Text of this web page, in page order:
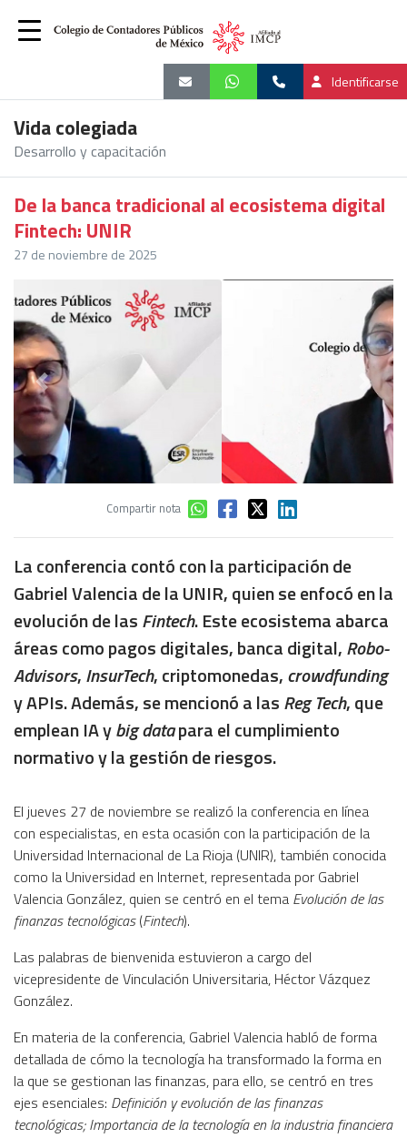
Identificarse
Vida colegiada
Desarrollo y capacitación
De la banca tradicional al ecosistema digital
Fintech: UNIR
27 de noviembre de 2025
Previous Next
Compartir nota
La conferencia contó con la participación de
Gabriel Valencia de la UNIR, quien se enfocó en la
evolución de lasFintech. Este ecosistema abarca
áreas como pagos digitales, banca digital,Robo-
Advisors,InsurTech, criptomonedas,crowdfunding
y APIs. Además, se mencionó a lasReg Tech, que
emplean IA ybig datapara el cumplimiento
normativo y la gestión de riesgos.
El jueves 27 de noviembre se realizó la conferencia en línea
con especialistas, en esta ocasión con la participación de la
Universidad Internacional de La Rioja (UNIR), también conocida
como la Universidad en Internet, representada por Gabriel
Valencia González, quien se centró en el tema Evolución de las
finanzas tecnológicas(Fintech).
Las palabras de bienvenida estuvieron a cargo del
vicepresidente de Vinculación Universitaria, Héctor Vázquez
González.
En materia de la conferencia, Gabriel Valencia habló de forma
detallada de cómo la tecnología ha transformado la forma en
la que se gestionan las finanzas, para ello, se centró en tres
ejes esenciales: Definición y evolución de las finanzas
tecnológicas; Importancia de la tecnología en la industria financiera